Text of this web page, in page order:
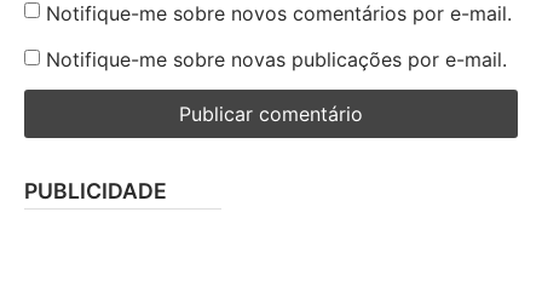
Notifique-me sobre novos comentários por e-mail.
Notifique-me sobre novas publicações por e-mail.
PUBLICIDADE